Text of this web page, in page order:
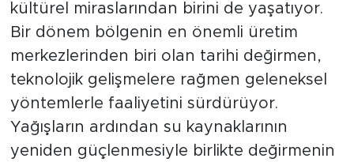
kültürel miraslarından birini de yaşatıyor.
Bir dönem bölgenin en önemli üretim
merkezlerinden biri olan tarihi değirmen,
teknolojik gelişmelere rağmen geleneksel
yöntemlerle faaliyetini sürdürüyor.
Yağışların ardından su kaynaklarının
yeniden güçlenmesiyle birlikte değirmenin